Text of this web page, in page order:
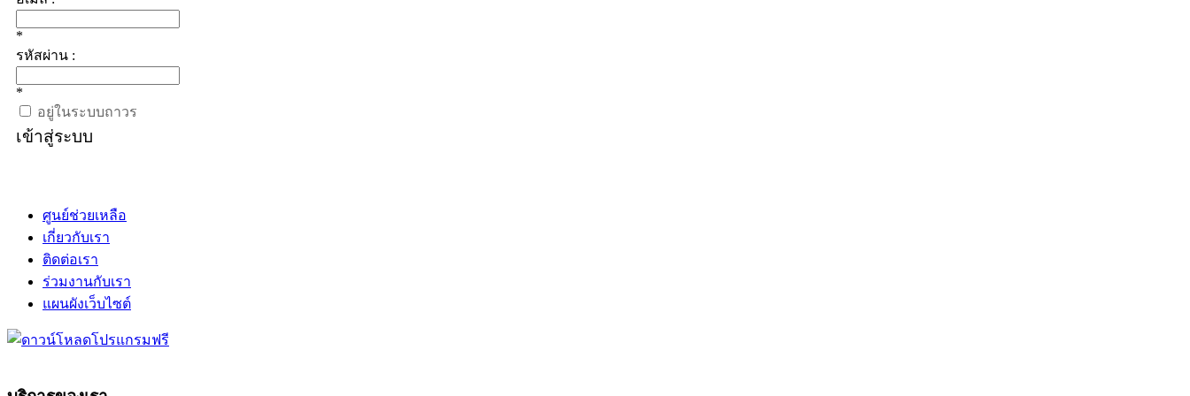
*
รหัสผ่าน :
*
อยู่ในระบบถาวร
เข้าสู่ระบบ
ศูนย์ช่วยเหลือ
เกี่ยวกับเรา
ติดต่อเรา
ร่วมงานกับเรา
แผนผังเว็บไซต์